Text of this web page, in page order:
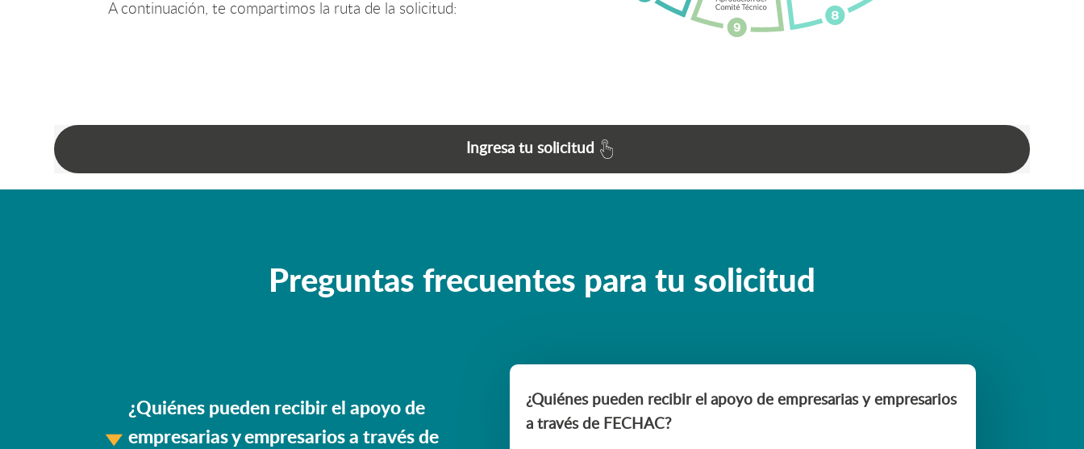
A continuación, te compartimos la ruta de la solicitud:
Ingresa tu solicitud
Preguntas frecuentes para tu solicitud
¿Quiénes pueden recibir el apoyo de
empresarias y empresarios a través de
¿Quiénes pueden recibir el apoyo de empresarias y empresarios
a través de FECHAC?